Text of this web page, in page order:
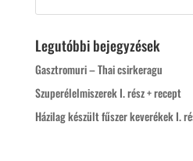
Legutóbbi bejegyzések
Gasztromuri – Thai csirkeragu
Szuperélelmiszerek I. rész + recept
Házilag készült fűszer keverékek I.